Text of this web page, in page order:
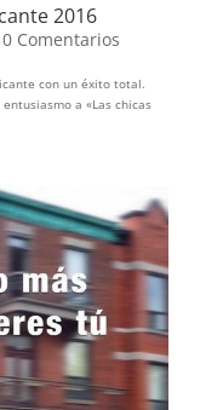
2016
0 Comentarios
con un éxito total.
a «Las chicas